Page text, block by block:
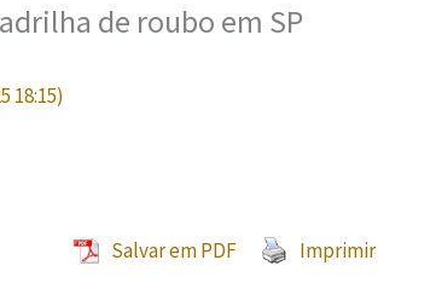
de roubo em SP
18:15)
Salvar em PDF
Imprimir